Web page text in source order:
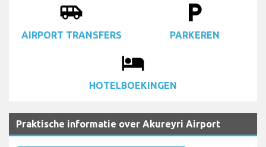
airport_shuttle
AIRPORT TRANSFERS
local_parking
PARKEREN
local_hotel
HOTELBOEKINGEN
Praktische informatie over Akureyri Airport